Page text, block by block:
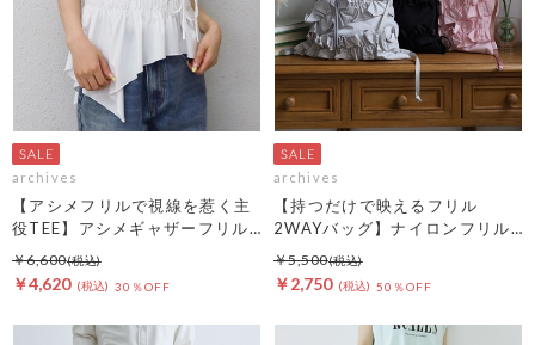
archives
【アシメフリルで視線を惹く主
役TEE】アシメギャザーフリル
ＴＥＥ
￥4,620 30％OFF
￥6,600
archives
【持つだけで映えるフリル
2WAYバッグ】ナイロンフリル
２ＷＡＹバッグ
￥2,750 50％OFF
￥5,500